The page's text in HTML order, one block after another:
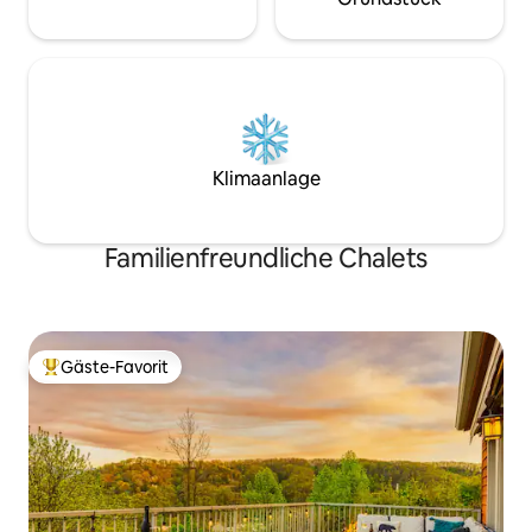
Klimaanlage
Familienfreundliche Chalets
Beliebter Gäste-Favorit.
Gäste-Favorit